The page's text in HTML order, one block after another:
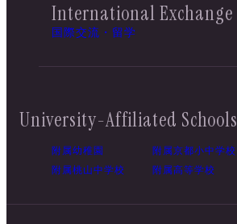
International Exchange
国際交流・留学
University-Affiliated Schools
附属幼稚園 附属京都小中学校
附属桃山中学校
附属高等学校